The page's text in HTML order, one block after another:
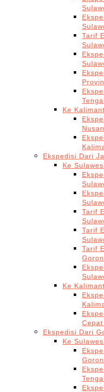
Tarif
Ke
Ekspedisi Dari
Ke
Tarif
Tarif
Tarif
Ke
Cepat
Ekspedisi Dari
Ke